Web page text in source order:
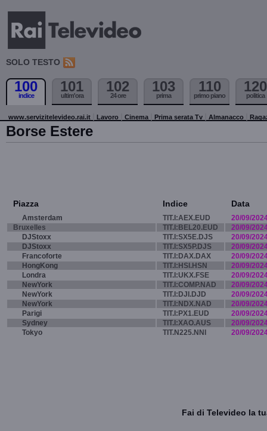
SOLO TESTO
100
indice
101
ultim'ora
102
24 ore
103
prima
110
primo piano
120
politica
www.servizitelevideo.rai.it Lavoro Cinema Prima serata Tv Almanacco
Borse Estere
Piazza Indice Data
Amsterdam TIT.I:AEX.EUD
20/09/
Bruxelles
TIT.I:BEL20.EUD
20/09/
DJStoxx
TIT.I:SX5E.DJS
20/09/
DJStoxx
TIT.I:SX5P.DJS
20/09/
Francoforte
TIT.I:DAX.DAX
20/09/
HongKong
TIT.I:HSI.HSN
20/09/
Londra
TIT.I:UKX.FSE
20/09/
NewYork
TIT.I:COMP.NAD
20/09/
NewYork
TIT.I:DJI.DJD
20/09/
NewYork
TIT.I:NDX.NAD
20/09/
Parigi
TIT.I:PX1.EUD
20/09/
Sydney
TIT.I:XAO.AUS
20/09/
Tokyo
TIT.N225.NNI 20/09/
Fai di Televideo la